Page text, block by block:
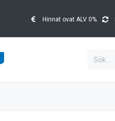
Hinnat ovat ALV 0%.